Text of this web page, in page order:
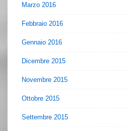
Marzo 2016
Febbraio 2016
Gennaio 2016
Dicembre 2015
Novembre 2015
Ottobre 2015
Settembre 2015